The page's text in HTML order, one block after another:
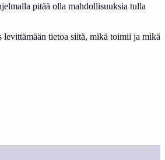
pitää olla mahdollisuuksia tulla
levittämään tietoa siitä, mikä toimii ja mikä